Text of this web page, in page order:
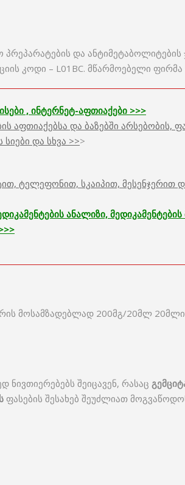
პრეპარატების და
კოდი – L01BC. მწარმოებელი ფირმა
, ინტერნეტ-აფთიაქები >>>
და ბაზებში არსებობის,
და სხვა >>>
სკაიპით, მესენჯერით და
ანალიზი,
მოსამზადებლად 200მგ/20მლ
ნივთიერებებს შეიცავენ, რასაც
ფასების შესახებ შეუძლიათ